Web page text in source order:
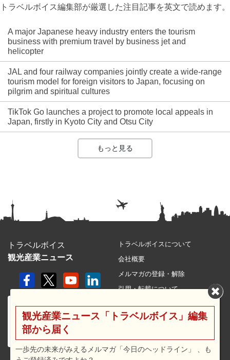
トラベルボイス編集部が厳選した注目記事を英文で読めます。
A major Japanese heavy industry enters the tourism
business with premium travel by business jet and
helicopter
JAL and four railway companies jointly create a wide-range
tourism model for foreign visitors to Japan, focusing on
pilgrim and spiritual cultures
TikTok Go launches a project to promote local appeals in
Japan, firstly in Kyoto City and Otsu City
もっと見る
トラベルボイス
観光産業ニュース
トラベルボイスについて
会社概要
メルマガの登録・解除
引用・転載について
利用規約
広告メニュー・料金
観光産業ニュース「トラベルボイス」編集
部から届く
一歩先の未来がみえるメルマガ「今日のヘッドライン」 、も